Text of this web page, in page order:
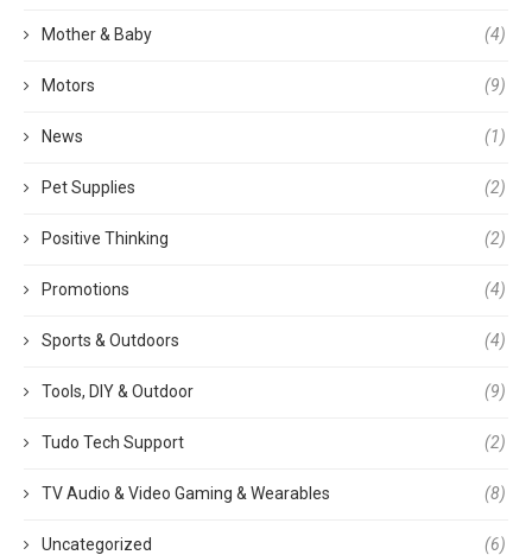
Mother & Baby (4)
Motors (9)
News (1)
Pet Supplies (2)
Positive Thinking (2)
Promotions (4)
Sports & Outdoors (4)
Tools, DIY & Outdoor (9)
Tudo Tech Support (2)
TV Audio & Video Gaming & Wearables (8)
Uncategorized (6)